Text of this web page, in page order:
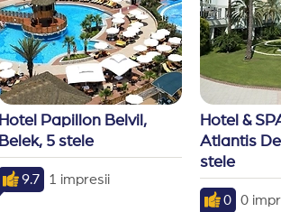
Hotel Papillon Belvil,
Belek, 5 stele
9.7 1 impresii
Hotel &
Atlantis
stele
0 0